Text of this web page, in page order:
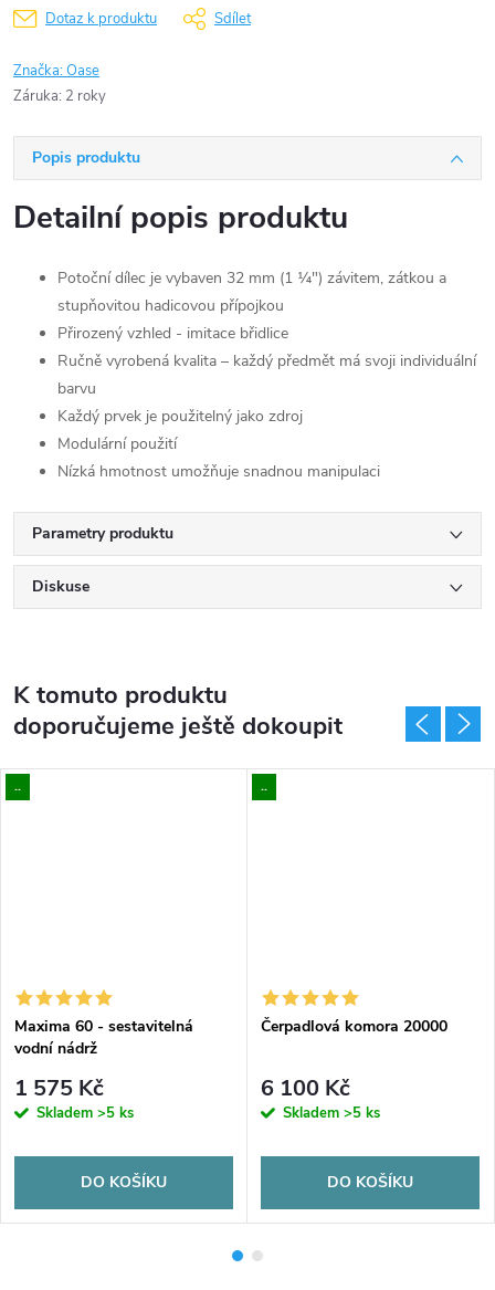
Dotaz k produktu Sdílet
Značka:Oase
Záruka: 2 roky
Popis produktu
Detailní popis produktu
Potoční dílec je vybaven 32 mm (1 ¼") závitem, zátkou a
stupňovitou hadicovou přípojkou
Přirozený vzhled - imitace břidlice
Ručně vyrobená kvalita – každý předmět má svoji individuální
barvu
Každý prvek je použitelný jako zdroj
Modulární použití
Nízká hmotnost umožňuje snadnou manipulaci
Parametry produktu
Diskuse
K tomuto produktu
doporučujeme ještě dokoupit
..
Maxima 60 - sestavitelná
vodní nádrž
1 575 Kč
Skladem >5 ks
DO KOŠÍKU
..
Čerpadlová komora 20000
6 100 Kč
Skladem >5 ks
DO KOŠÍKU